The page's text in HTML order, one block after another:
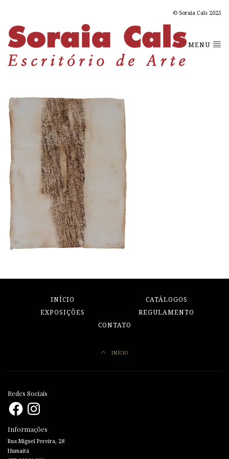
© Soraia Cals 2025
MENU
INÍCIO
CATÁLOGOS
EXPOSIÇÕES
REGULAMENTO
CONTATO
INÍCIO
Redes Sociais
FacebookInstagram
Informações
Rua Miguel Pereira, 28
Humaitá